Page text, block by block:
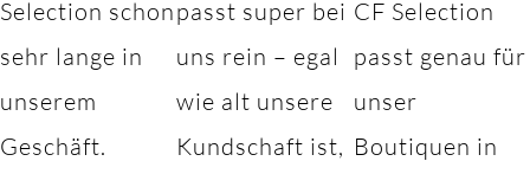
Selection schon
sehr lange in
unserem
Geschäft.
passt super bei
uns rein – egal
wie alt unsere
Kundschaft ist,
CF Selection
passt genau für
unser
Boutiquen in